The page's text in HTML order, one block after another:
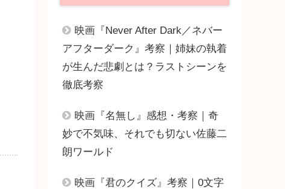
映画『Never After Dark／ネバー
アフターダーク』考察｜姉妹の執着
が生んだ悲劇とは？ラストシーンを
徹底考察
映画『名無し』感想・考察｜奇
妙で不気味、それでも切ない佐藤二
朗ワールド
映画『君のクイズ』考察｜0文字